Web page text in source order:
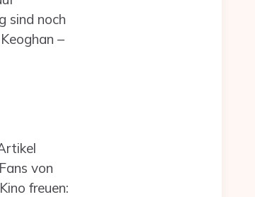
sind noch
–
von
freuen: